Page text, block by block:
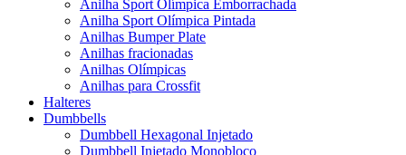
Anilha Sport Olímpica Emborrachada
Anilha Sport Olímpica Pintada
Anilhas Bumper Plate
Anilhas fracionadas
Anilhas Olímpicas
Anilhas para Crossfit
Halteres
Dumbbells
Dumbbell Hexagonal Injetado
Dumbbell Injetado Monobloco